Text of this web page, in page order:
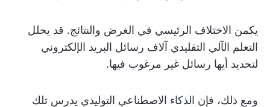
يكمن الاختلاف الرئيسي في الغرض والنتائج. قد يحلل
التعلم الآلي التقليدي آلاف رسائل البريد الإلكتروني
لتحديد أيها رسائل غير مرغوب فيها.
ومع ذلك، فإن الذكاء الاصطناعي التوليدي يدرس تلك